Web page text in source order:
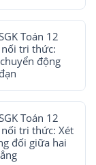
Toán 12
tri thức:
động
Toán 12
tri thức: Xét
đối giữa hai